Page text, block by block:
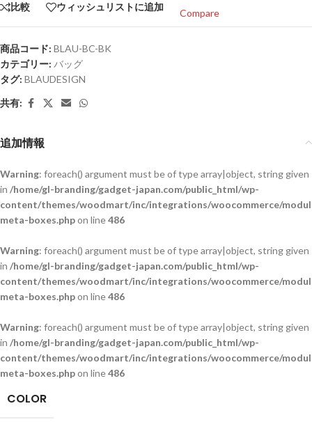
比較 ウィッシュリストに追加
Compare
商品コード: BLAU-BC-BK
カテゴリー: バッグ
タグ: BLAUDESIGN
共有:
追加情報
Warning: foreach() argument must be of type array|object, string given
in /home/gl-branding/gadget-japan.com/public_html/wp-
content/themes/woodmart/inc/integrations/woocommerce/
meta-boxes.phpon line486
Warning: foreach() argument must be of type array|object, string given
in /home/gl-branding/gadget-japan.com/public_html/wp-
content/themes/woodmart/inc/integrations/woocommerce/
meta-boxes.phpon line486
Warning: foreach() argument must be of type array|object, string given
in /home/gl-branding/gadget-japan.com/public_html/wp-
content/themes/woodmart/inc/integrations/woocommerce/
meta-boxes.phpon line486
COLOR